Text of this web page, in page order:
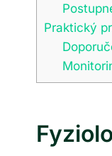
Praktický